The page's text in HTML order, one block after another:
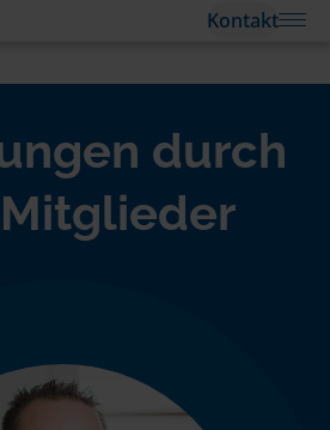
Kontakt
durch